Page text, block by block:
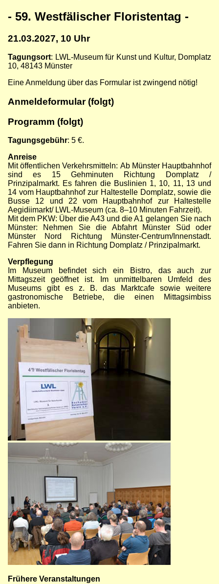
- 59. Westfälischer Floristentag -
21.03.2027, 10 Uhr
Tagungsort: LWL-Museum für Kunst und Kultur, Domplatz
10, 48143 Münster
Eine Anmeldung über das Formular ist zwingend nötig!
Anmeldeformular (folgt)
Programm (folgt)
Tagungsgebühr: 5 €.
Anreise
Mit öffentlichen Verkehrsmitteln: Ab Münster Hauptbahnhof
sind es 15 Gehminuten Richtung Domplatz /
Prinzipalmarkt. Es fahren die Buslinien 1, 10, 11, 13 und
14 vom Hauptbahnhof zur Haltestelle Domplatz, sowie die
Busse 12 und 22 vom Hauptbahnhof zur Haltestelle
Aegidiimarkt/ LWL-Museum (ca. 8–10 Minuten Fahrzeit).
Mit dem PKW: Über die A43 und die A1 gelangen Sie nach
Münster: Nehmen Sie die Abfahrt Münster Süd oder
Münster Nord Richtung Münster-Centrum/Innenstadt.
Fahren Sie dann in Richtung Domplatz / Prinzipalmarkt.
Verpflegung
Im Museum befindet sich ein Bistro, das auch zur
Mittagszeit geöffnet ist. Im unmittelbaren Umfeld des
Museums gibt es z. B. das Marktcafe sowie weitere
gastronomische Betriebe, die einen Mittagsimbiss
anbieten.
Frühere Veranstaltungen